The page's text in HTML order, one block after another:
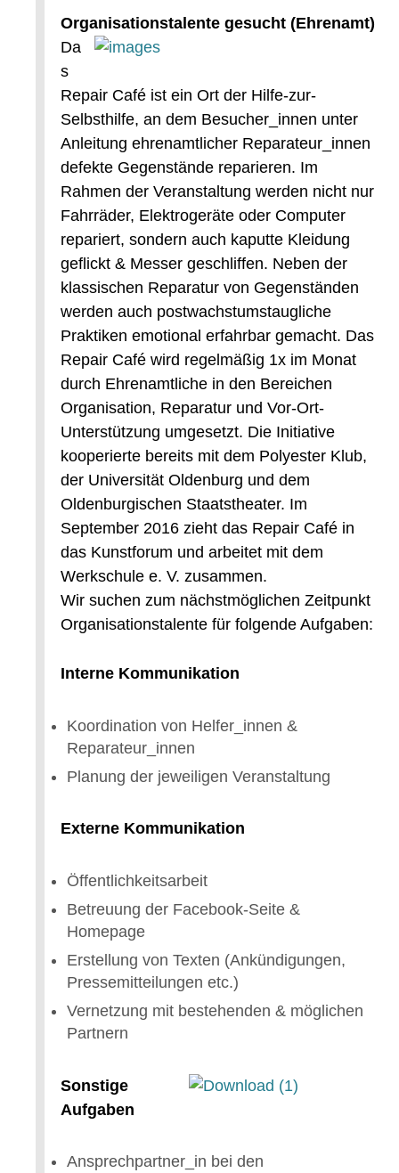
Organisationstalente gesucht (Ehrenamt)
Da
s
Repair Café ist ein Ort der Hilfe-zur-
Selbsthilfe, an dem Besucher_innen unter
Anleitung ehrenamtlicher Reparateur_innen
defekte Gegenstände reparieren. Im
Rahmen der Veranstaltung werden nicht nur
Fahrräder, Elektrogeräte oder Computer
repariert, sondern auch kaputte Kleidung
geflickt & Messer geschliffen. Neben der
klassischen Reparatur von Gegenständen
werden auch postwachstumstaugliche
Praktiken emotional erfahrbar gemacht. Das
Repair Café wird regelmäßig 1x im Monat
durch Ehrenamtliche in den Bereichen
Organisation, Reparatur und Vor-Ort-
Unterstützung umgesetzt. Die Initiative
kooperierte bereits mit dem Polyester Klub,
der Universität Oldenburg und dem
Oldenburgischen Staatstheater. Im
September 2016 zieht das Repair Café in
das Kunstforum und arbeitet mit dem
Werkschule e. V. zusammen.
Wir suchen zum nächstmöglichen Zeitpunkt
Organisationstalente für folgende Aufgaben:
Interne Kommunikation
Koordination von Helfer_innen &
Reparateur_innen
Planung der jeweiligen Veranstaltung
Externe Kommunikation
Öffentlichkeitsarbeit
Betreuung der Facebook-Seite &
Homepage
Erstellung von Texten (Ankündigungen,
Pressemitteilungen etc.)
Vernetzung mit bestehenden & möglichen
Partnern
Sonstige
Aufgaben
Ansprechpartner_in bei den